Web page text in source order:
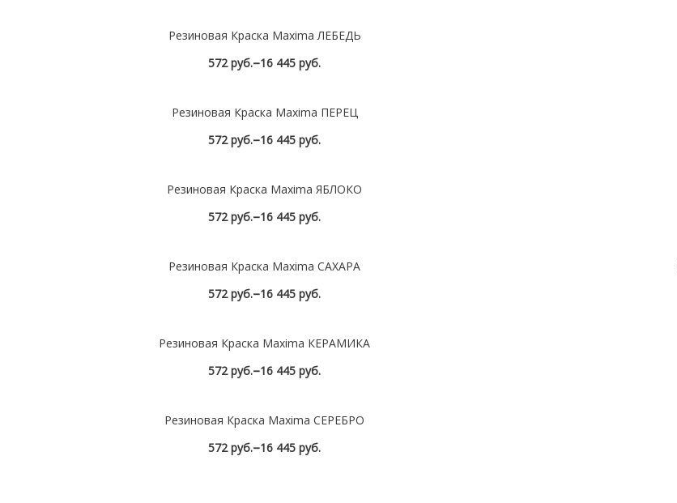
Резиновая Краска Maxima ЛЕБЕДЬ
572 руб.–16 445 руб.
Резиновая Краска Maxima ПЕРЕЦ
572 руб.–16 445 руб.
Резиновая Краска Maxima ЯБЛОКО
572 руб.–16 445 руб.
Резиновая Краска Maxima САХАРА
572 руб.–16 445 руб.
Резиновая Краска Maxima КЕРАМИКА
572 руб.–16 445 руб.
Резиновая Краска Maxima СЕРЕБРО
572 руб.–16 445 руб.